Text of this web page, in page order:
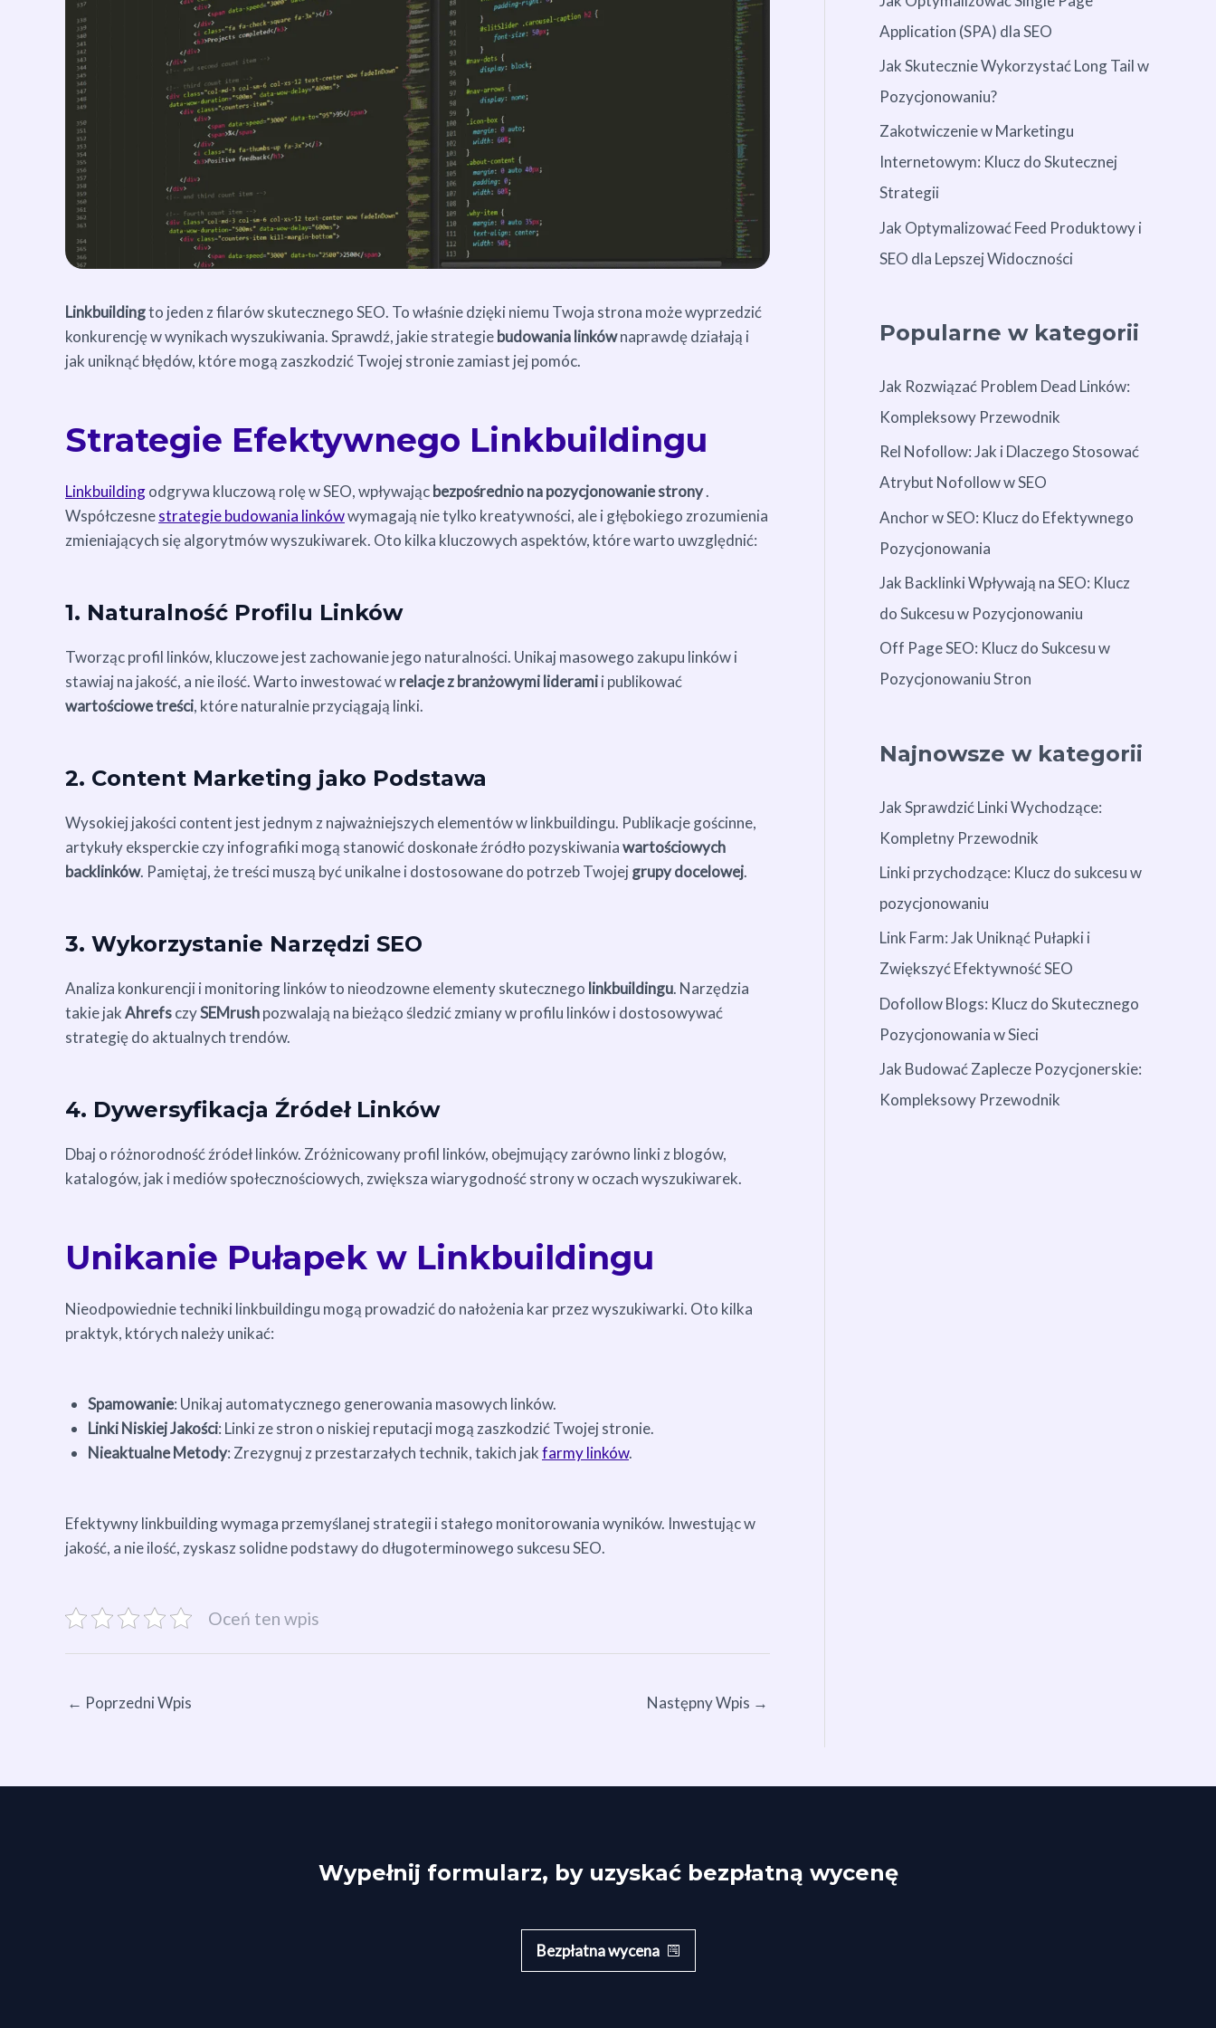
Linkbuildingto jeden z filarów skutecznego SEO. To właśnie dzięki niemu Twoja strona może wyprzedzić
konkurencję w wynikach wyszukiwania. Sprawdź, jakie strategiebudowania linkównaprawdę działają i
jak uniknąć błędów, które mogą zaszkodzić Twojej stronie zamiast jej pomóc.
Strategie Efektywnego Linkbuildingu
Linkbuildingodgrywa kluczową rolę w SEO, wpływającbezpośrednio na pozycjonowanie strony.
Współczesnestrategie budowania linkówwymagają nie tylko kreatywności, ale i głębokiego zrozumienia
zmieniających się algorytmów wyszukiwarek. Oto kilka kluczowych aspektów, które warto uwzględnić:
1. Naturalność Profilu Linków
Tworząc profil linków, kluczowe jest zachowanie jego naturalności. Unikaj masowego zakupu linków i
stawiaj na jakość, a nie ilość. Warto inwestować wrelacje z branżowymi lideramii publikować
wartościowe treści, które naturalnie przyciągają linki.
2. Content Marketing jako Podstawa
Wysokiej jakości content jest jednym z najważniejszych elementów w linkbuildingu. Publikacje gościnne,
artykuły eksperckie czy infografiki mogą stanowić doskonałe źródło pozyskiwaniawartościowych
backlinków. Pamiętaj, że treści muszą być unikalne i dostosowane do potrzeb Twojej grupy docelowej.
3. Wykorzystanie Narzędzi SEO
Analiza konkurencji i monitoring linków to nieodzowne elementy skutecznego linkbuildingu. Narzędzia
takie jakAhrefsczySEMrushpozwalają na bieżąco śledzić zmiany w profilu linków i dostosowywać
strategię do aktualnych trendów.
4. Dywersyfikacja Źródeł Linków
Dbaj o różnorodność źródeł linków. Zróżnicowany profil linków, obejmujący zarówno linki z blogów,
katalogów, jak i mediów społecznościowych, zwiększa wiarygodność strony w oczach wyszukiwarek.
Unikanie Pułapek w Linkbuildingu
Nieodpowiednie techniki linkbuildingu mogą prowadzić do nałożenia kar przez wyszukiwarki. Oto kilka
praktyk, których należy unikać:
Spamowanie: Unikaj automatycznego generowania masowych linków.
Linki Niskiej Jakości: Linki ze stron o niskiej reputacji mogą zaszkodzić Twojej stronie.
Nieaktualne Metody: Zrezygnuj z przestarzałych technik, takich jakfarmy linków.
Efektywny linkbuilding wymaga przemyślanej strategii i stałego monitorowania wyników. Inwestując w
jakość, a nie ilość, zyskasz solidne podstawy do długoterminowego sukcesu SEO.
Oceń ten wpis
← Poprzedni Wpis Następny Wpis →
Application (SPA) dla SEO
Jak Skutecznie Wykorzystać Long Tail w
Pozycjonowaniu?
Zakotwiczenie w Marketingu
Internetowym: Klucz do Skutecznej
Strategii
Jak Optymalizować Feed Produktowy i
SEO dla Lepszej Widoczności
Popularne w kategorii
Jak Rozwiązać Problem Dead Linków:
Kompleksowy Przewodnik
Rel Nofollow: Jak i Dlaczego Stosować
Atrybut Nofollow w SEO
Anchor w SEO: Klucz do Efektywnego
Pozycjonowania
Jak Backlinki Wpływają na SEO: Klucz
do Sukcesu w Pozycjonowaniu
Off Page SEO: Klucz do Sukcesu w
Pozycjonowaniu Stron
Najnowsze w kategorii
Jak Sprawdzić Linki Wychodzące:
Kompletny Przewodnik
Linki przychodzące: Klucz do sukcesu w
pozycjonowaniu
Link Farm: Jak Uniknąć Pułapki i
Zwiększyć Efektywność SEO
Dofollow Blogs: Klucz do Skutecznego
Pozycjonowania w Sieci
Jak Budować Zaplecze Pozycjonerskie:
Kompleksowy Przewodnik
Wypełnij formularz, by uzyskać bezpłatną wycenę
Bezpłatna wycena